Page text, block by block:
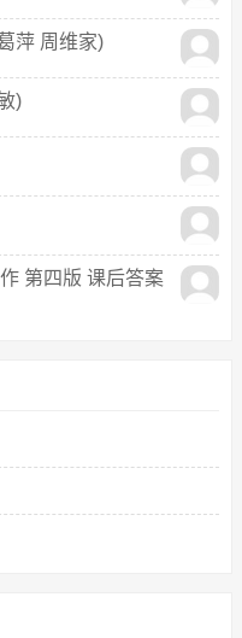
萍 周维家)
)
第四版 课后答案